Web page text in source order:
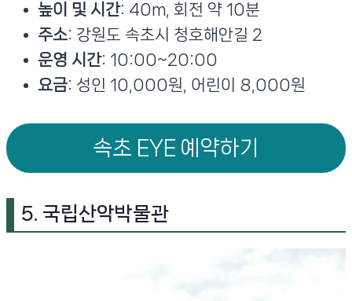
높이 및 시간: 40m, 회전 약 10분
주소: 강원도 속초시 청호해안길 2
운영 시간: 10:00~20:00
요금: 성인 10,000원, 어린이 8,000원
속초 EYE 예약하기
5. 국립산악박물관